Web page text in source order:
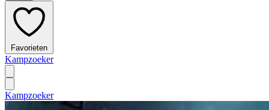
Favorieten
Kampzoeker
Kampzoeker